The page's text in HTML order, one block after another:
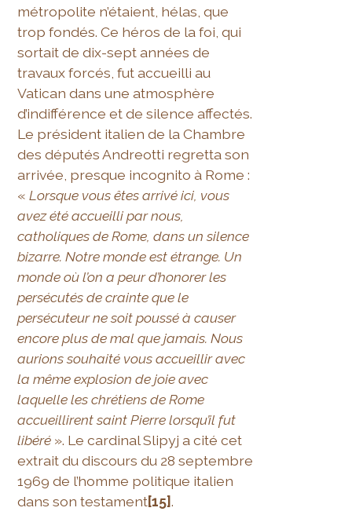
métropolite n’étaient, hélas, que
trop fondés. Ce héros de la foi, qui
sortait de dix-sept années de
travaux forcés, fut accueilli au
Vatican dans une atmosphère
d’indifférence et de silence affectés.
Le président italien de la Chambre
des députés Andreotti regretta son
arrivée, presque incognito à Rome :
«Lorsque vous êtes arrivé ici, vous
avez été accueilli par nous,
catholiques de Rome, dans un silence
bizarre. Notre monde est étrange. Un
monde où l’on a peur d’honorer les
persécutés de crainte que le
persécuteur ne soit poussé à causer
encore plus de mal que jamais. Nous
aurions souhaité vous accueillir avec
la même explosion de joie avec
laquelle les chrétiens de Rome
accueillirent saint Pierre lorsqu’il fut
libéré ». Le cardinal Slipyj a cité cet
extrait du discours du 28 septembre
1969 de l’homme politique italien
dans son testament[15].